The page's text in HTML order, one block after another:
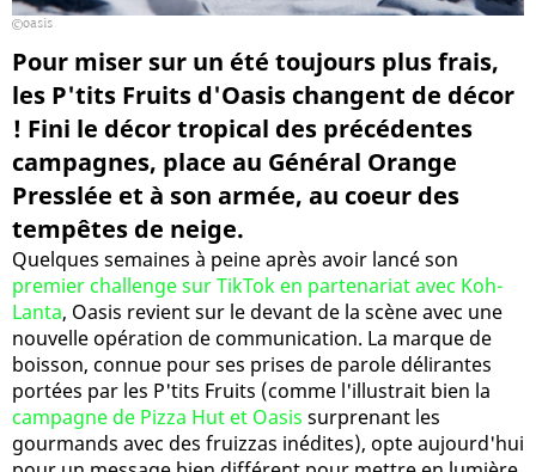
oasis
Pour miser sur un été toujours plus frais,
les P'tits Fruits d'Oasis changent de décor
! Fini le décor tropical des précédentes
campagnes, place au Général Orange
Presslée et à son armée, au coeur des
tempêtes de neige.
Quelques semaines à peine après avoir lancé son
premier challenge sur TikTok en partenariat avec Koh-
Lanta, Oasis revient sur le devant de la scène avec une
nouvelle opération de communication. La marque de
boisson, connue pour ses prises de parole délirantes
portées par les P'tits Fruits (comme l'illustrait bien la
campagne de Pizza Hut et Oasis surprenant les
gourmands avec des fruizzas inédites), opte aujourd'hui